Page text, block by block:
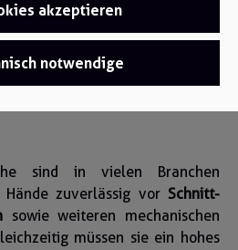
sind in vielen Branchen
zuverlässig vor Schnitt-
sowie weiteren mechanischen
müssen sie ein hohes
akzeptieren
notwendige